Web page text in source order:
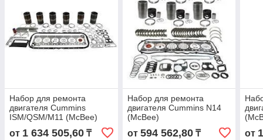
Набор для ремонта
двигателя Cummins
ISM/QSM/M11 (McBee)
от 1 634 505,60 ₸
Набор для ремонта
двигателя Cummins N14
(McBee)
от 594 562,80₸ от